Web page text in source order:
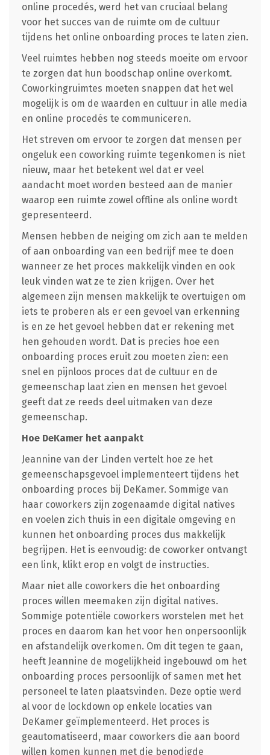
online procedés, werd het van cruciaal belang
voor het succes van de ruimte om de cultuur
tijdens het online onboarding proces te laten zien.
Veel ruimtes hebben nog steeds moeite om ervoor
te zorgen dat hun boodschap online overkomt.
Coworkingruimtes moeten snappen dat het wel
mogelijk is om de waarden en cultuur in alle media
en online procedés te communiceren.
Het streven om ervoor te zorgen dat mensen per
ongeluk een coworking ruimte tegenkomen is niet
nieuw, maar het betekent wel dat er veel
aandacht moet worden besteed aan de manier
waarop een ruimte zowel offline als online wordt
gepresenteerd.
Mensen hebben de neiging om zich aan te melden
of aan onboarding van een bedrijf mee te doen
wanneer ze het proces makkelijk vinden en ook
leuk vinden wat ze te zien krijgen. Over het
algemeen zijn mensen makkelijk te overtuigen om
iets te proberen als er een gevoel van erkenning
is en ze het gevoel hebben dat er rekening met
hen gehouden wordt. Dat is precies hoe een
onboarding proces eruit zou moeten zien: een
snel en pijnloos proces dat de cultuur en de
gemeenschap laat zien en mensen het gevoel
geeft dat ze reeds deel uitmaken van deze
gemeenschap.
Hoe DeKamer het aanpakt
Jeannine van der Linden vertelt hoe ze het
gemeenschapsgevoel implementeert tijdens het
onboarding proces bij DeKamer. Sommige van
haar coworkers zijn zogenaamde digital natives
en voelen zich thuis in een digitale omgeving en
kunnen het onboarding proces dus makkelijk
begrijpen. Het is eenvoudig: de coworker ontvangt
een link, klikt erop en volgt de instructies.
Maar niet alle coworkers die het onboarding
proces willen meemaken zijn digital natives.
Sommige potentiële coworkers worstelen met het
proces en daarom kan het voor hen onpersoonlijk
en afstandelijk overkomen. Om dit tegen te gaan,
heeft Jeannine de mogelijkheid ingebouwd om het
onboarding proces persoonlijk of samen met het
personeel te laten plaatsvinden. Deze optie werd
al voor de lockdown op enkele locaties van
DeKamer geïmplementeerd. Het proces is
geautomatiseerd, maar coworkers die aan boord
willen komen kunnen met die benodigde